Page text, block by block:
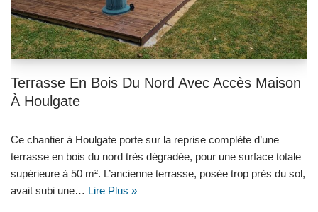
Terrasse En Bois Du Nord Avec Accès Maison
À Houlgate
Ce chantier à Houlgate porte sur la reprise complète d’une
terrasse en bois du nord très dégradée, pour une surface totale
supérieure à 50 m². L’ancienne terrasse, posée trop près du sol,
avait subi une… Lire Plus »